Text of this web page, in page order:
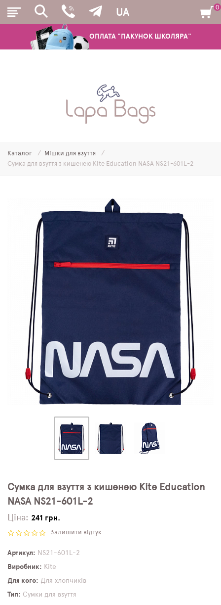
ОПЛАТА "ПАКУНОК ШКОЛЯРА"
UA
ШКІЛЬНІ РЮКЗАКИ ТА РАНЦІ
МОЛОДІЖНІ РЮКЗАКИ
ПЛЯШКИ ДЛЯ ВОДИ
DELUNE
SCHOOL STANDARD
SKYNAME
РОЗПРОДАЖ
0
Каталог
Мішки для взуття
Сумка для взуття з кишенею Kite Education NASA NS21-601L-2
Сумка для взуття з кишенею Kite Education
NASA NS21-601L-2
Ціна: 241 грн.
Залишити відгук
Артикул
NS21-601L-2
Виробник
Kite
Для кого
Для хлопчиків
Тип
Сумки для взуття